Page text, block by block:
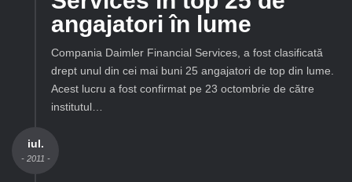
angajatori în lume
Compania Daimler Financial Services, a fost clasificată
drept unul din cei mai buni 25 angajatori de top din lume.
Acest lucru a fost confirmat pe 23 octombrie de către
institutul…
iul.
- 2011 -